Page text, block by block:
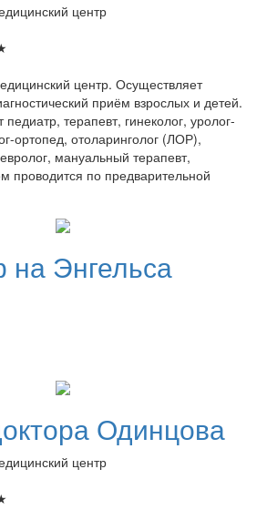
центр
центр. Осуществляет
приём взрослых и детей.
терапевт, гинеколог, уролог-
ортопед, отоларинголог (ЛОР),
мануальный терапевт,
проводится по предварительной
на Энгельса
Одинцова
центр